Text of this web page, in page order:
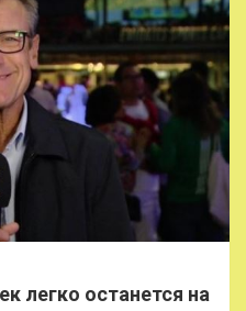
легко останется на